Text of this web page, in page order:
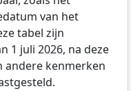
van het
tabel zijn
1 juli 2026, na deze
andere kenmerken